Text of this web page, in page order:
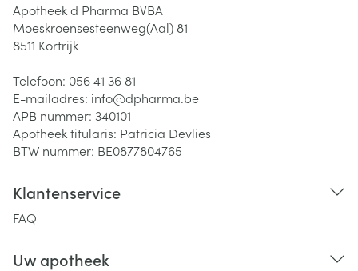
Apotheek d Pharma BVBA
Moeskroensesteenweg(Aal) 81
8511 Kortrijk
Telefoon: 056 41 36 81
E-mailadres: info@dpharma.be
APB nummer: 340101
Apotheek titularis: Patricia Devlies
BTW nummer: BE0877804765
Klantenservice
FAQ
Uw apotheek